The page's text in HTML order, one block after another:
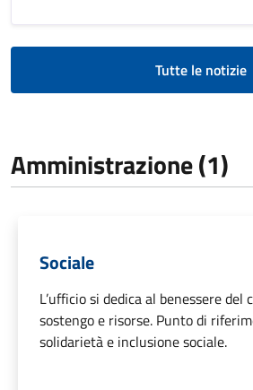
Tutte le notizie
Amministrazione (1)
Sociale
L’ufficio si dedica al benessere
sostengo e risorse. Punto di
solidarietà e inclusione sociale.